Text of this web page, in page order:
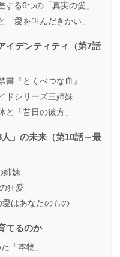
る6つの「真実の愛」
愛を叫んだきかい」
イデンティティ（第7話
『とくべつな血』
ドシリーズ三姉妹
「昔日の彼方」
」の未来（第10話～最
姉妹
狂愛
はあなたのもの
てるのか
「本物」